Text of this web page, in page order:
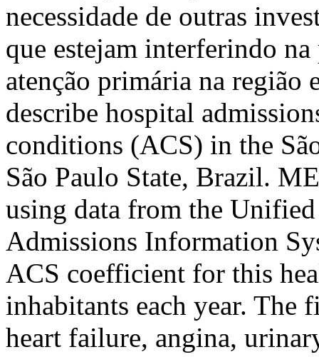
necessidade de outras
que estejam interferindo
atenção primária na
describe hospital
conditions (ACS) in the
São Paulo State, Brazil.
using data from the
Admissions Information
ACS coefficient for this
inhabitants each year. The
heart failure, angina,